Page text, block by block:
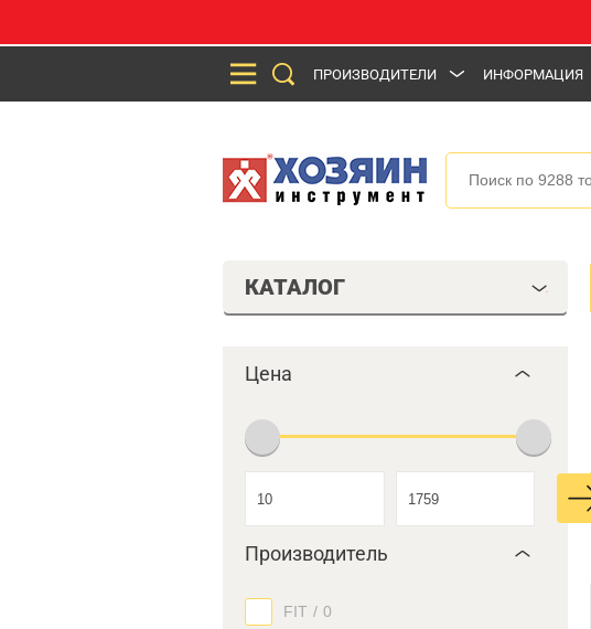
ПРОИЗВОДИТЕЛИ ИНФОРМАЦИЯ
КАТАЛОГ
Цена
Производитель
FIT / 0